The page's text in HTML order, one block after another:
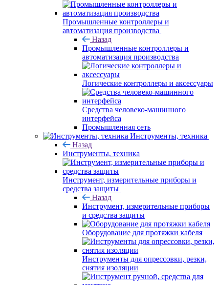
Промышленные контроллеры и
автоматизация производства
Назад
Промышленные контроллеры и
автоматизация производства
Логические контроллеры и аксессуары
Средства человеко-машинного
интерфейса
Промышленная сеть
Инструменты, техника
Назад
Инструменты, техника
Инструмент, измерительные приборы и
средства защиты
Назад
Инструмент, измерительные приборы
и средства защиты
Оборудование для протяжки кабеля
Инструменты для опрессовки, резки,
снятия изоляции